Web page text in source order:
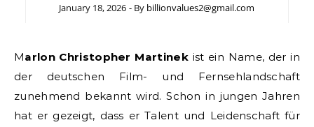
January 18, 2026 - By billionvalues2@gmail.com
Marlon Christopher Martinekist ein Name, der in
der deutschen Film- und Fernsehlandschaft
zunehmend bekannt wird. Schon in jungen Jahren
hat er gezeigt, dass er Talent und Leidenschaft für